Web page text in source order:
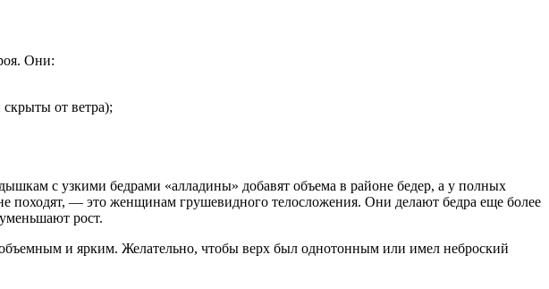
Они:
от ветра);
с узкими бедрами «алладины» добавят объема в районе бедер, а у полных
походят, — это женщинам грушевидного телосложения. Они делают бедра еще более
рост.
и ярким. Желательно, чтобы верх был однотонным или имел неброский